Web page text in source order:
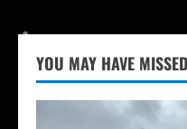
YOU MAY HAVE MISSED